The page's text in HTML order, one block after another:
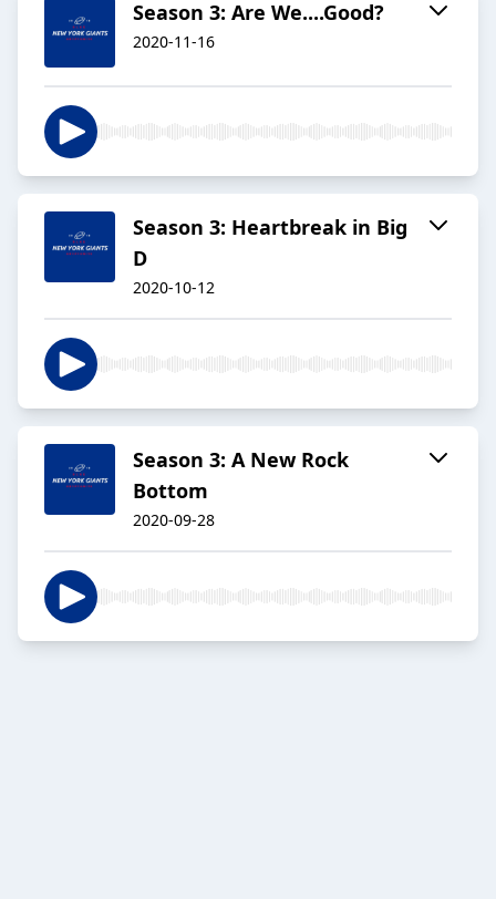
Season 3: Are We....Good?
2020-11-16
Season 3: Heartbreak in Big
D
2020-10-12
Season 3: A New Rock
Bottom
2020-09-28